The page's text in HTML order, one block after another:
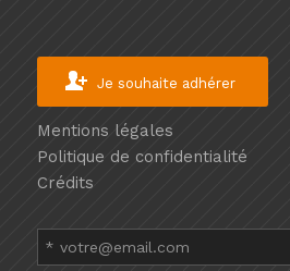
Je souhaite adhérer
Mentions légales
Politique de confidentialité
Crédits